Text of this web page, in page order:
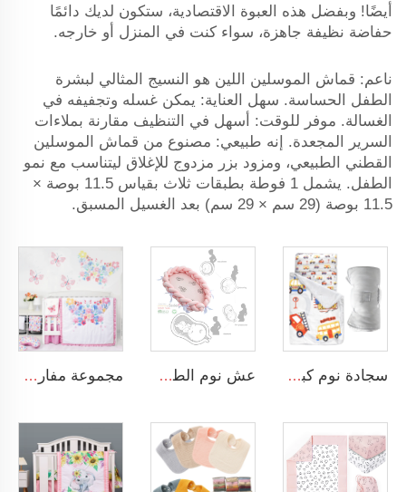
أيضًا! وبفضل هذه العبوة الاقتصادية، ستكون لديك دائمًا
حفاضة نظيفة جاهزة، سواء كنت في المنزل أو خارجه.
ناعم: قماش الموسلين اللين هو النسيج المثالي لبشرة
الطفل الحساسة. سهل العناية: يمكن غسله وتجفيفه في
الغسالة. موفر للوقت: أسهل في التنظيف مقارنة بملاءات
السرير المجعدة. إنه طبيعي: مصنوع من قماش الموسلين
القطني الطبيعي، ومزود بزر مزدوج للإغلاق ليتناسب مع نمو
الطفل. يشمل 1 فوطة بطبقات ثلاث بقياس 11.5 بوصة ×
11.5 بوصة (29 سم × 29 سم) بعد الغسيل المسبق.
سجادة نوم كبيرة قابلة لللف بتصميم طرق المواصلات مع وسادة وغطاء قابل للإزالة عش نوم الطفل الم trenge المزود بسرير مجدول ناعم مناسب للأطفال حديثي الولادة قابل للنقل مجموعة مفارش سرير مصنوعة من القطن 100% للفتيات الرضع، مريحة وملائمة لسرير الطفل